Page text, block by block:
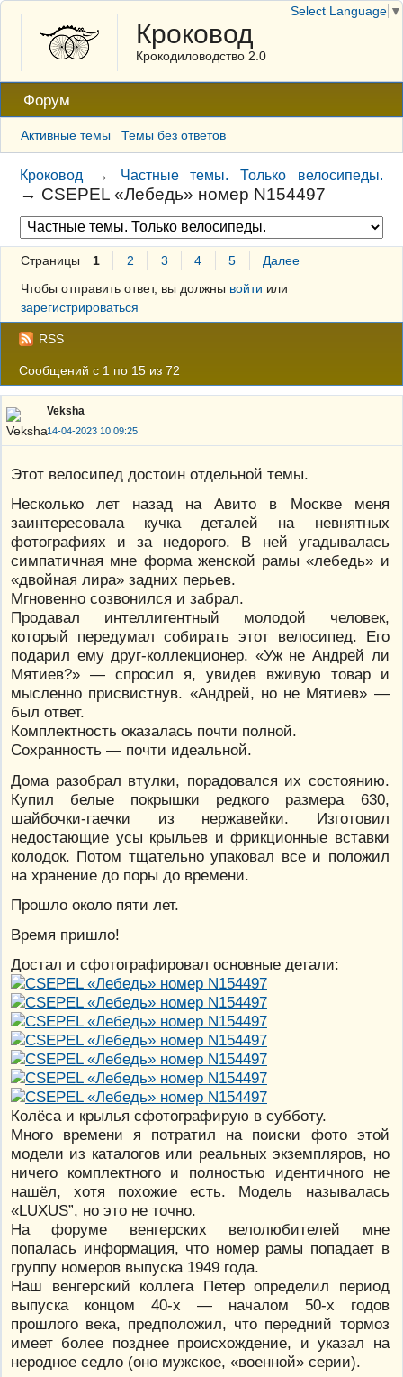
Кроковод
Крокодиловодство 2.0
Форум
Активные темы Темы без ответов
Кроковод → Частные темы. Только велосипеды.
→ CSEPEL «Лебедь» номер N154497
Страницы 1 2 3 4 5
Далее
Чтобы отправить ответ, вы должны войти или
зарегистрироваться
RSS
Сообщений с 1 по 15 из 72
Veksha
14-04-2023 10:09:25
Этот велосипед достоин отдельной темы.
Несколько лет назад на Авито в Москве меня
заинтересовала кучка деталей на невнятных
фотографиях и за недорого. В ней угадывалась
симпатичная мне форма женской рамы «лебедь» и
«двойная лира» задних перьев.
Мгновенно созвонился и забрал.
Продавал интеллигентный молодой человек,
который передумал собирать этот велосипед. Его
подарил ему друг-коллекционер. «Уж не Андрей ли
Мятиев?» — спросил я, увидев вживую товар и
мысленно присвистнув. «Андрей, но не Мятиев» —
был ответ.
Комплектность оказалась почти полной.
Сохранность — почти идеальной.
Дома разобрал втулки, порадовался их состоянию.
Купил белые покрышки редкого размера 630,
шайбочки-гаечки из нержавейки. Изготовил
недостающие усы крыльев и фрикционные вставки
колодок. Потом тщательно упаковал все и положил
на хранение до поры до времени.
Прошло около пяти лет.
Время пришло!
Достал и сфотографировал основные детали:
Колёса и крылья сфотографирую в субботу.
Много времени я потратил на поиски фото этой
модели из каталогов или реальных экземпляров, но
ничего комплектного и полностью идентичного не
нашёл, хотя похожие есть. Модель называлась
«LUXUS”, но это не точно.
На форуме венгерских велолюбителей мне
попалась информация, что номер рамы попадает в
группу номеров выпуска 1949 года.
Наш венгерский коллега Петер определил период
выпуска концом 40-х — началом 50-х годов
прошлого века, предположил, что передний тормоз
имеет более позднее происхождение, и указал на
неродное седло (оно мужское, «военной» серии).
Select Language ▼